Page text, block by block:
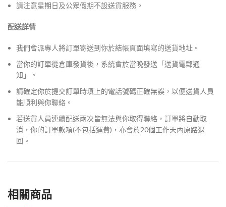
請注意星期日及公眾假期不設送貨服務。
配送詳情
我們會派專人將訂單寄送到你於結帳頁面填寫的送貨地址。
當你的訂單從倉庫發貨後，系統會於當晚發送「送貨電郵通
知」。
請確定你於提交訂單時填上的電話號碼正確無誤，以便送貨人員
能順利與你聯絡。
若送貨人員連續配送兩次皆無法與你取得聯絡，訂單將自動取
消，你的訂單款項(不包括運費)，亦會於20個工作天內原路退
回。
相關商品